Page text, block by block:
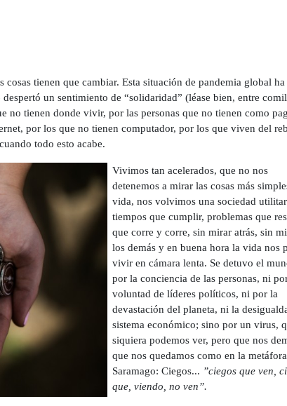
cosas tienen que cambiar. Esta situación de pandemia global ha
un sentimiento de “solidaridad” (léase bien, entre
no tienen donde vivir, por las personas que no tienen como
por los que no tienen computador, por los que viven del
todo esto acabe.
Vivimos tan acelerados, que no nos
detenemos a mirar las cosas más
vida, nos volvimos una sociedad
tiempos que cumplir, problemas que
que corre y corre, sin mirar atrás, sin
los demás y en buena hora la vida nos
vivir en cámara lenta. Se detuvo el
por la conciencia de las personas, ni
voluntad de líderes políticos, ni por la
devastación del planeta, ni la
sistema económico; sino por un virus,
siquiera podemos ver, pero que nos
que nos quedamos como en la
Saramago: Ciegos... ”ciegos que ven,
que, viendo, no ven”.